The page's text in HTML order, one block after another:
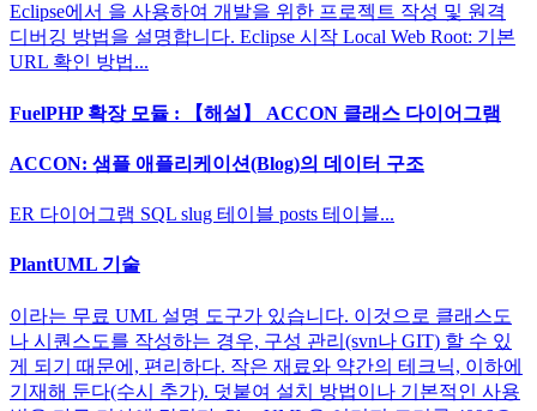
Eclipse에서 을 사용하여 개발을 위한 프로젝트 작성 및 원격
디버깅 방법을 설명합니다. Eclipse 시작 Local Web Root: 기본
URL 확인 방법...
FuelPHP 확장 모듈 : 【해설】 ACCON 클래스 다이어그램
ACCON: 샘플 애플리케이션(Blog)의 데이터 구조
ER 다이어그램 SQL slug 테이블 posts 테이블...
PlantUML 기술
이라는 무료 UML 설명 도구가 있습니다. 이것으로 클래스도
나 시퀀스도를 작성하는 경우, 구성 관리(svn나 GIT) 할 수 있
게 되기 때문에, 편리하다. 작은 재료와 약간의 테크닉, 이하에
기재해 둔다(수시 추가). 덧붙여 설치 방법이나 기본적인 사용